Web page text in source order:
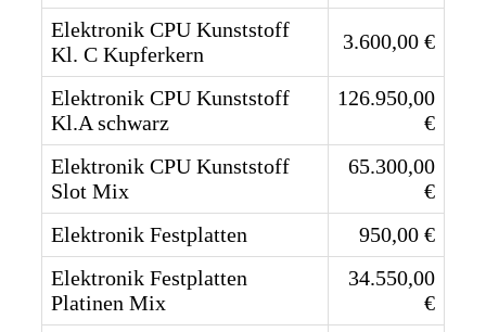
Elektronik CPU Kunststoff
Kl. C Kupferkern
3.600,00 €
Elektronik CPU Kunststoff
Kl.A schwarz
126.950,00
€
Elektronik CPU Kunststoff
Slot Mix
65.300,00
€
Elektronik Festplatten
950,00 €
Elektronik Festplatten
Platinen Mix
34.550,00
€